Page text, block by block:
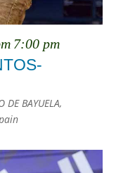
7:00 pm
DE BAYUELA,